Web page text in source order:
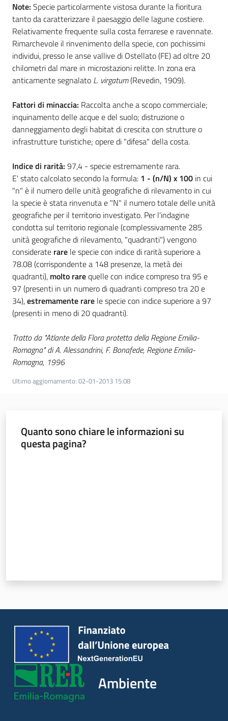
Ambiente
Argomenti
Novità
Servizi
Leggi Atti Bandi
Piani Programmi
Progetti
Note: Specie particolarmente vistosa durante la fioritura
tanto da caratterizzare il paesaggio delle lagune costiere.
Relativamente frequente sulla costa ferrarese e ravennate.
Rimarchevole il rinvenimento della specie, con pochissimi
individui, presso le anse vallive di Ostellato (FE) ad oltre 20
chilometri dal mare in microstazioni relitte. In zona era
anticamente segnalato L. virgatum(Revedin, 1909).
Fattori di minaccia: Raccolta anche a scopo commerciale;
inquinamento delle acque e del suolo; distruzione o
danneggiamento degli habitat di crescita con strutture o
infrastrutture turistiche; opere di "difesa" della costa.
Indice di rarità: 97,4 - specie estremamente rara.
E' stato calcolato secondo la formula: 1 - (n/N) x 100 in cui
"n" è il numero delle unità geografiche di rilevamento in cui
la specie è stata rinvenuta e "N" il numero totale delle unità
geografiche per il territorio investigato. Per l'indagine
condotta sul territorio regionale (complessivamente 285
unità geografiche di rilevamento, "quadranti") vengono
considerate rare le specie con indice di rarità superiore a
78.08 (corrispondente a 148 presenze, la metà dei
quadranti), molto rarequelle con indice compreso tra 95 e
97 (presenti in un numero di quadranti compreso tra 20 e
34),estremamente rare le specie con indice superiore a 97
(presenti in meno di 20 quadranti).
Tratto da "Atlante della Flora protetta della Regione Emilia-
Romagna" di A. Alessandrini, F. Bonafede, Regione Emilia-
Romagna, 1996
Ultimo aggiornamento: 02-01-2013 15:08
Quanto sono chiare le informazioni su
questa pagina?
Ambiente